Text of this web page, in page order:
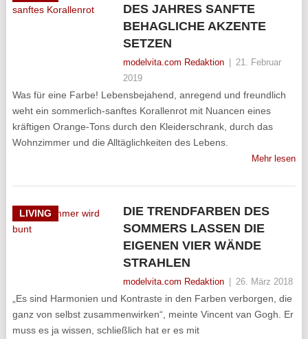
DES JAHRES SANFTE
BEHAGLICHE AKZENTE
SETZEN
modelvita.com Redaktion
21. Februar
2019
Was für eine Farbe! Lebensbejahend, anregend und freundlich
weht ein sommerlich-sanftes Korallenrot mit Nuancen eines
kräftigen Orange-Tons durch den Kleiderschrank, durch das
Wohnzimmer und die Alltäglichkeiten des Lebens.
Mehr lesen
LIVING
DIE TRENDFARBEN DES
SOMMERS LASSEN DIE
EIGENEN VIER WÄNDE
STRAHLEN
modelvita.com Redaktion 26. März 2018
„Es sind Harmonien und Kontraste in den Farben verborgen, die
ganz von selbst zusammenwirken“, meinte Vincent van Gogh. Er
muss es ja wissen, schließlich hat er es mit